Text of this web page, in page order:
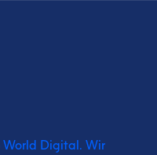
World Digital. Wir